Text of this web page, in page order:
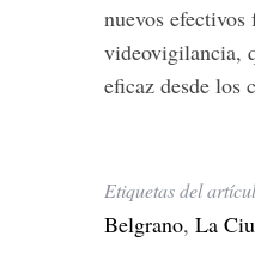
nuevos
videovigilancia,
eficaz desde los
Etiquetas del
Belgrano, La